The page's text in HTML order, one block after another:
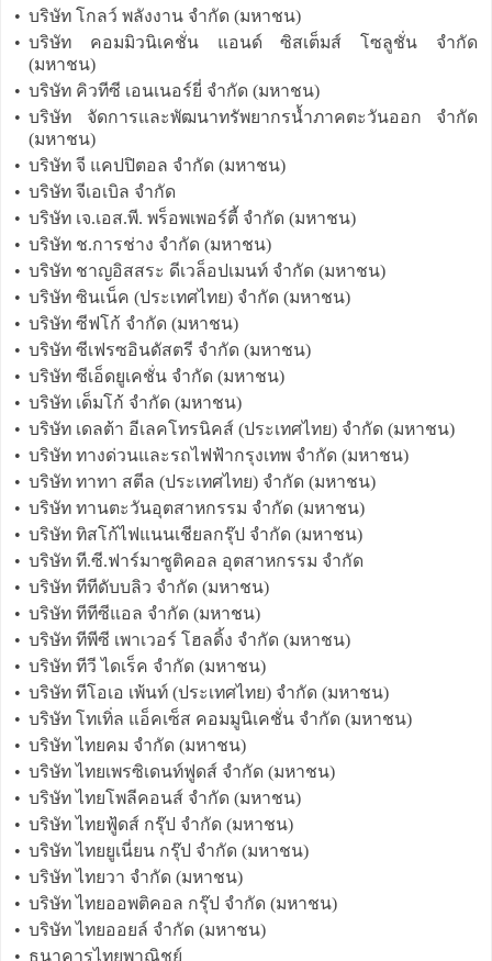
• บริษัท โกลว์ พลังงาน จำกัด (มหาชน)
• บริษัท คอมมิวนิเคชั่น แอนด์ ซิสเต็มส์ โซลูชั่น จำกัด
(มหาชน)
• บริษัท คิวทีซี เอนเนอร์ยี่ จำกัด (มหาชน)
• บริษัท จัดการและพัฒนาทรัพยากรน้ำภาคตะวันออก จำกัด
(มหาชน)
• บริษัท จี แคปปิตอล จำกัด (มหาชน)
• บริษัท จีเอเบิล จำกัด
• บริษัท เจ.เอส.พี. พร็อพเพอร์ตี้ จำกัด (มหาชน)
• บริษัท ช.การช่าง จำกัด (มหาชน)
• บริษัท ชาญอิสสระ ดีเวล็อปเมนท์ จำกัด (มหาชน)
• บริษัท ซินเน็ค (ประเทศไทย) จำกัด (มหาชน)
• บริษัท ซีฟโก้ จำกัด (มหาชน)
• บริษัท ซีเฟรซอินดัสตรี จำกัด (มหาชน)
• บริษัท ซีเอ็ดยูเคชั่น จำกัด (มหาชน)
• บริษัท เด็มโก้ จำกัด (มหาชน)
• บริษัท เดลต้า อีเลคโทรนิคส์ (ประเทศไทย) จำกัด (มหาชน)
• บริษัท ทางด่วนและรถไฟฟ้ากรุงเทพ จำกัด (มหาชน)
• บริษัท ทาทา สตีล (ประเทศไทย) จำกัด (มหาชน)
• บริษัท ทานตะวันอุตสาหกรรม จำกัด (มหาชน)
• บริษัท ทิสโก้ไฟแนนเชียลกรุ๊ป จำกัด (มหาชน)
• บริษัท ที.ซี.ฟาร์มาซูติคอล อุตสาหกรรม จำกัด
• บริษัท ทีทีดับบลิว จำกัด (มหาชน)
• บริษัท ทีทีซีแอล จำกัด (มหาชน)
• บริษัท ทีพีซี เพาเวอร์ โฮลดิ้ง จำกัด (มหาชน)
• บริษัท ทีวี ไดเร็ค จำกัด (มหาชน)
• บริษัท ทีโอเอ เพ้นท์ (ประเทศไทย) จำกัด (มหาชน)
• บริษัท โทเทิ่ล แอ็คเซ็ส คอมมูนิเคชั่น จำกัด (มหาชน)
• บริษัท ไทยคม จำกัด (มหาชน)
• บริษัท ไทยเพรซิเดนท์ฟูดส์ จำกัด (มหาชน)
• บริษัท ไทยโพลีคอนส์ จำกัด (มหาชน)
• บริษัท ไทยฟู้ดส์ กรุ๊ป จำกัด (มหาชน)
• บริษัท ไทยยูเนี่ยน กรุ๊ป จำกัด (มหาชน)
• บริษัท ไทยวา จำกัด (มหาชน)
• บริษัท ไทยออพติคอล กรุ๊ป จำกัด (มหาชน)
• บริษัท ไทยออยล์ จำกัด (มหาชน)
• ธนาคารไทยพาณิชย์